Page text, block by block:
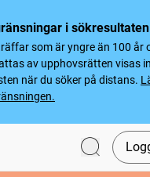
i sökresultaten
som är yngre än 100 år
av upphovsrätten visas
när du söker på distans.